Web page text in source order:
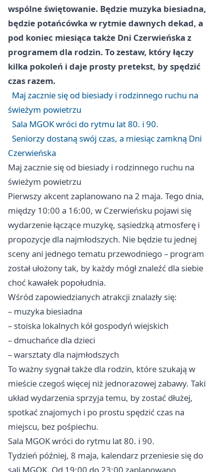
wspólne świętowanie. Będzie muzyka biesiadna,
będzie potańcówka w rytmie dawnych dekad, a
pod koniec miesiąca także Dni Czerwieńska z
programem dla rodzin. To zestaw, który łączy
kilka pokoleń i daje prosty pretekst, by spędzić
czas razem.
Maj zacznie się od biesiady i rodzinnego ruchu na
świeżym powietrzu
Sala MGOK wróci do rytmu lat 80. i 90.
Seniorzy dostaną swój czas, a miesiąc zamkną Dni
Czerwieńska
Maj zacznie się od biesiady i rodzinnego ruchu na
świeżym powietrzu
Pierwszy akcent zaplanowano na 2 maja. Tego dnia,
między 10:00 a 16:00, w Czerwieńsku pojawi się
wydarzenie łączące muzykę, sąsiedzką atmosferę i
propozycje dla najmłodszych. Nie będzie tu jednej
sceny ani jednego tematu przewodniego – program
został ułożony tak, by każdy mógł znaleźć dla siebie
choć kawałek popołudnia.
Wśród zapowiedzianych atrakcji znalazły się:
– muzyka biesiadna
– stoiska lokalnych kół gospodyń wiejskich
– dmuchańce dla dzieci
– warsztaty dla najmłodszych
To ważny sygnał także dla rodzin, które szukają w
mieście czegoś więcej niż jednorazowej zabawy. Taki
układ wydarzenia sprzyja temu, by zostać dłużej,
spotkać znajomych i po prostu spędzić czas na
miejscu, bez pośpiechu.
Sala MGOK wróci do rytmu lat 80. i 90.
Tydzień później, 8 maja, kalendarz przeniesie się do